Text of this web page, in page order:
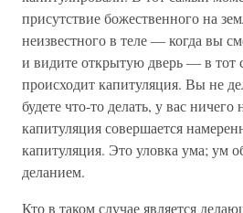
присутствие божественного на
неизвестного в теле — когда вы
и видите открытую дверь — в тот
происходит капитуляция. Вы не
будете что-то делать, у вас ничего
капитуляция совершается
капитуляция. Это уловка ума; ум
деланием.
Кто в таком случае является